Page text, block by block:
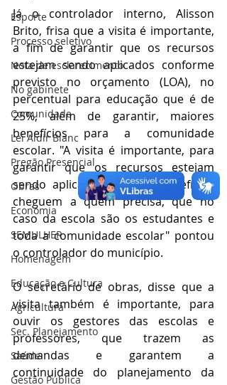
Esporte
Processo seletivo
Nota de esclarecimento
No gabinete
Comunidade
Lei Aldir Blanc
Pregão Presencial
Obras
Economia
SEMULHER
Homenagem
Educação e Cultura
Agricultura
Sec. Planejamento
Saúde
Gestão Pública
Já o controlador interno, Alisson
Brito, frisa que a visita é importante,
a fim de garantir que os recursos
estejam sendo aplicados conforme
previsto no orçamento (LOA), no
percentual para educação que é de
25%, além de garantir, maiores
benefícios para a comunidade
escolar. "A visita é importante, para
garantir que os recursos estejam
sendo aplicados, que os benefícios
cheguem a quem precisa, que no
caso da escola são os estudantes e
toda a comunidade escolar" pontou
o controlador do município.
O secretário de obras, disse que a
visita também é importante, para
ouvir os gestores das escolas e
professores, que trazem as
demandas e garantem a
continuidade do planejamento da